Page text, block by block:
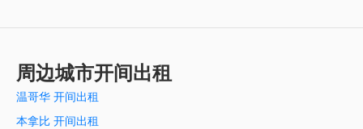
周边城市开间出租
温哥华 开间出租
本拿比 开间出租